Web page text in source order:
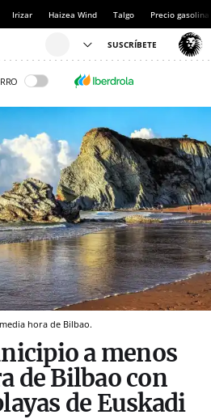
Irizar Haizea Wind Talgo Precio gasolina
hora de Bilbao.
a menos
de Bilbao con
de Euskadi